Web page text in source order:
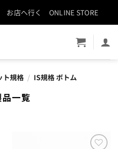
お店へ行く ONLINE STORE
ト規格 / IS規格 ボトム
品一覧